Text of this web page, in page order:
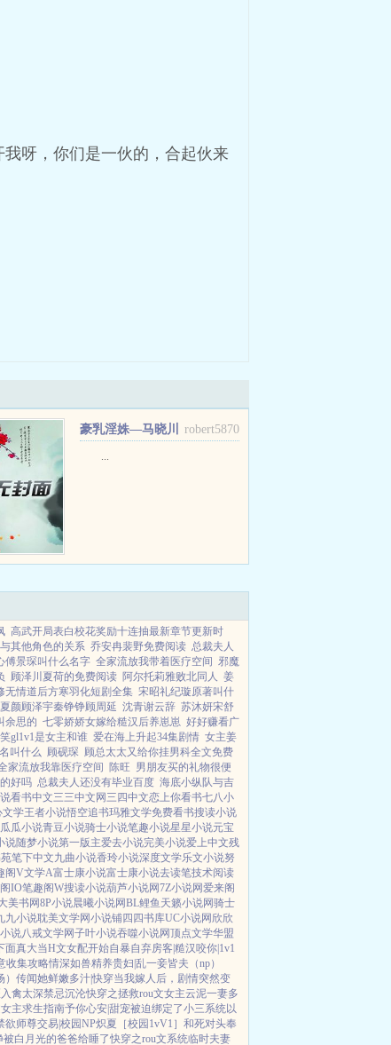
呀，你们是一伙的，合起伙来
robert5870
豪乳淫姝—马晓川
...
高武开局表白校花奖励十连抽最新章节更新时
其他角色的关系 乔安冉裴野免费阅读 总裁夫人
傅景琛叫什么名字 全家流放我带着医疗空间 邪魔
顾泽川夏荷的免费阅读 阿尔托莉雅败北同人 姜
无情道后方寒羽化短剧全集 宋昭礼纪璇原著叫什
夏颜顾泽宇秦铮铮顾周延 沈青谢云辞 苏沐妍宋舒
余思的 七零娇娇女嫁给糙汉后养崽崽 好好赚看广
gl1v1是女主和谁 爱在海上升起34集剧情 女主姜
叫什么 顾砚琛 顾总太太又给你挂男科全文免费
家流放我靠医疗空间 陈旺 男朋友买的礼物很便
好吗 总裁夫人还没有毕业百度 海底小纵队与吉
看书中文三三中文网 三四中文恋上你看书七八小
文学王者小说悟空追书玛雅文学免费看书搜读小说
瓜瓜小说青豆小说骑士小说笔趣小说星星小说元宝
说随梦小说第一版主爱去小说完美小说爱上中文残
笔下中文九曲小说香玲小说深度文学乐文小说努
阁V文学A富士康小说富士康小说去读笔技术阅读
IO笔趣阁W搜读小说葫芦小说网7Z小说网爱来阁
美书网8P小说晨曦小说网BL鲤鱼 天籁小说网骑士
九小说耽美文学网小说铺四四书库UC小说网 欣欣
说八戒文学网子叶小说吞噬小说网顶点文学华盟
面真大当H文女配开始自暴自弃房客|糙汉咬你|1v1
收集攻略情深如兽精养贵妇|乱一妾皆夫（np）
传闻她鲜嫩多汁|快穿当我嫁人后，剧情突然变
入禽太深禁忌沉沦快穿之拯救rou文女主云泥一妻多
主求生指南予你心安|甜宠被迫绑定了小三系统以
欲师尊交易|校园NP炽夏［校园1vV1］ 和死对头奉
被白月光的爸爸给睡了快穿之rou文系统临时夫妻